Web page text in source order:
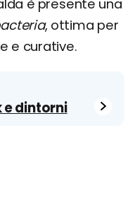
è presente una
, ottima per
e curative.
e dintorni